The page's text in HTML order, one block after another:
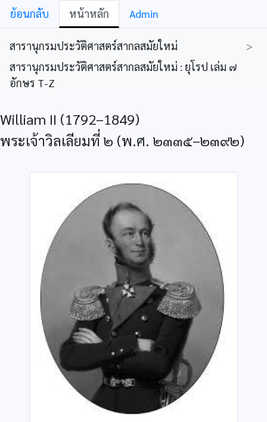
ย้อนกลับ หน้าหลัก Admin
สารานุกรมประวัติศาสตร์สากลสมัยใหม่
>
สารานุกรมประวัติศาสตร์สากลสมัยใหม่ : ยุโรป เล่ม ๗
อักษร T-Z
William II (1792–1849)
พระเจ้าวิลเลียมที่ ๒ (พ.ศ. ๒๓๓๕–๒๓๙๒)